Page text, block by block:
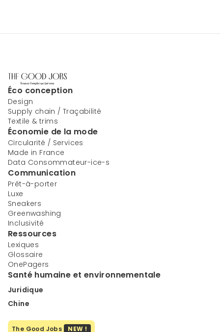
Éco conception
Design
Supply chain / Traçabilité
Textile & trims
Économie de la mode
Circularité / Services
Made in France
Data Consommateur-ice-s
Communication
Prêt-à-porter
Luxe
Sneakers
Greenwashing
Inclusivité
Ressources
Lexiques
Glossaire
OnePagers
Santé humaine et environnementale
Juridique
Chine
The Good Jobs NEW !